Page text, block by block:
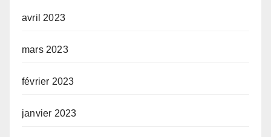
avril 2023
mars 2023
février 2023
janvier 2023